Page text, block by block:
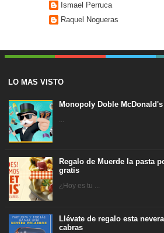
Ismael Perruca
Raquel Nogueras
LO MAS VISTO
Monopoly Doble McDonald's
Regalo de Muerde la pasta
gratis
¿Hoy es tu ...
Llévate de regalo esta
cabras